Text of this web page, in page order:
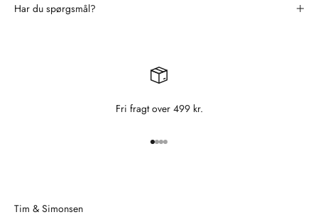
Har du spørgsmål?
Fri fragt over 499 kr.
Gå til element 1
Gå til element 2
Gå til element 3
Gå til element 4
Tim & Simonsen